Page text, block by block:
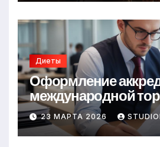
Диеты
Оформление
международной
23 МАРТА 2026